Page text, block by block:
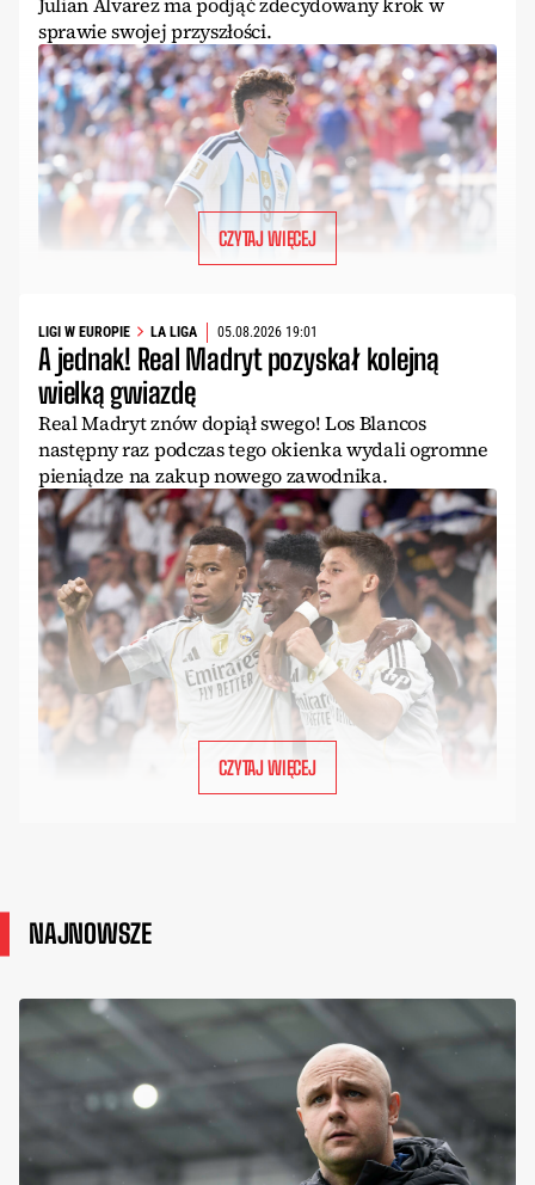
sprawie swojej przyszłości.
CZYTAJ WIĘCEJ
LIGI W EUROPIE LA LIGA 05.08.2026 19:01
A jednak! Real Madryt pozyskał kolejną
wielką gwiazdę
Real Madryt znów dopiął swego! Los Blancos
następny raz podczas tego okienka wydali ogromne
pieniądze na zakup nowego zawodnika.
CZYTAJ WIĘCEJ
NAJNOWSZE